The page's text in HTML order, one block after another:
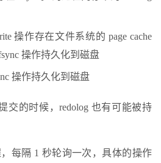
操作存在文件系统的 page cache
操作持久化到磁盘
操作持久化到磁盘
交的时候，redolog 也有可能被持
每隔 1 秒轮询一次，具体的操作